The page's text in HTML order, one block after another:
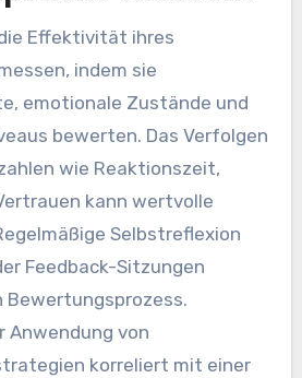
Effektivität ihres
indem sie
emotionale Zustände und
bewerten. Das Verfolgen
wie Reaktionszeit,
kann wertvolle
Selbstreflexion
Feedback-Sitzungen
Bewertungsprozess.
Anwendung von
korreliert mit einer